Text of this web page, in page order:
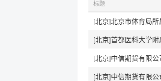
标题
[北京]北京市体育局
[北京]中信期货有限公
[北京]中信期货有限公